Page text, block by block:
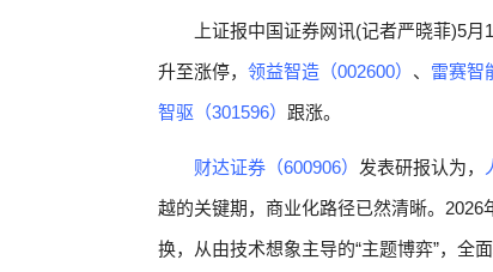
上证报中国证券网讯(记者严晓菲)5月
升至涨停， 领益智造（002600） 、 雷赛智
智驱（301596） 跟涨。
财达证券（600906） 发表研报认为，
越的关键期，商业化路径已然清晰。2026
换，从由技术想象主导的“主题博弈”，全